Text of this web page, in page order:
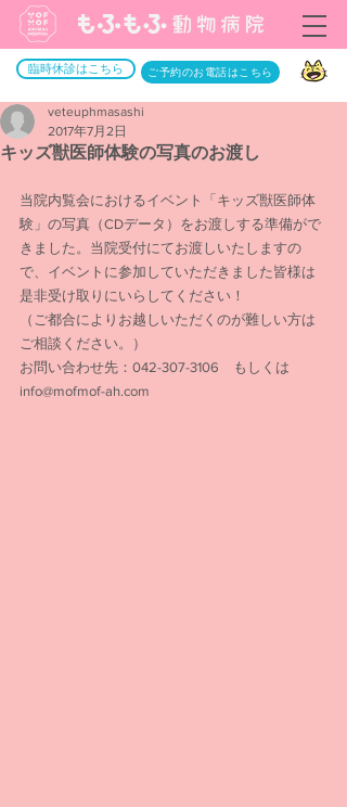
臨時休診はこちら ご予約のお電話はこちら
キッズ獣医師体験の写真のお渡し
veteuphmasashi
2017年7月2日
当院内覧会におけるイベント「キッズ獣医師体
験」の写真（CDデータ）をお渡しする準備がで
きました。当院受付にてお渡しいたしますの
で、イベントに参加していただきました皆様は
是非受け取りにいらしてください！
（ご都合によりお越しいただくのが難しい方は
ご相談ください。）
お問い合わせ先：042-307-3106　もしくは
info@mofmof-ah.com